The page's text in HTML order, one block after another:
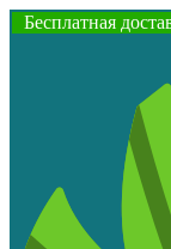
Бесплатная
Бесплатная